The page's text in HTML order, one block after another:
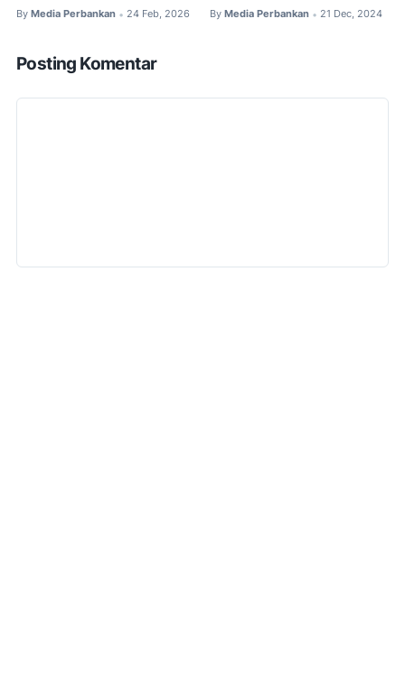
By Media Perbankan • 24 Feb, 2026 By Media Perbankan • 21 Dec, 2024
Posting Komentar